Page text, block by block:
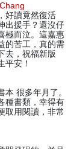
好讀竟然復活
出援手？還沒仔
極而泣。這嘉惠
的苦工，真的需
去，祝福新版
平安！
很多年月了。
種書類，幸得有
取用閱讀，非常